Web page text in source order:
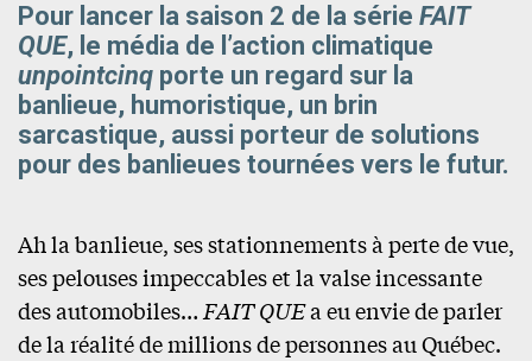
Pour lancer la saison 2 de la série FAIT
QUE, le média de l’action climatique
unpointcinq porte un regard sur la
banlieue, humoristique, un brin
sarcastique, aussi porteur de solutions
pour des banlieues tournées vers le futur.
Ah la banlieue, ses stationnements à perte de vue,
ses pelouses impeccables et la valse incessante
des automobiles…FAIT QUEa eu envie de parler
de la réalité de millions de personnes au Québec.